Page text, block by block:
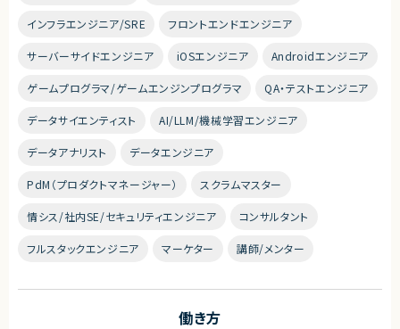
インフラエンジニア/SRE フロントエンドエンジニア
サーバーサイドエンジニア iOSエンジニア Androidエンジニア
ゲームプログラマ/ゲームエンジンプログラマ QA・テストエンジニア
データサイエンティスト AI/LLM/機械学習エンジニア
データアナリスト データエンジニア
PdM（プロダクトマネージャー） スクラムマスター
情シス/社内SE/セキュリティエンジニア コンサルタント
フルスタックエンジニア マーケター 講師/メンター
働き方